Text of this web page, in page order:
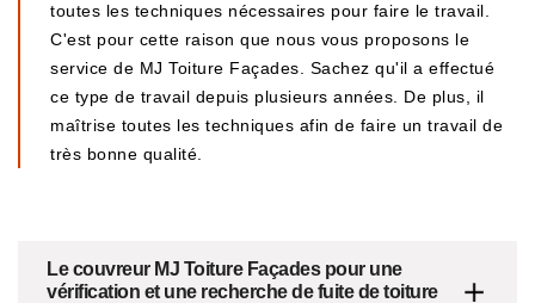
toutes les techniques nécessaires pour faire le travail.
C'est pour cette raison que nous vous proposons le
service de MJ Toiture Façades. Sachez qu'il a effectué
ce type de travail depuis plusieurs années. De plus, il
maîtrise toutes les techniques afin de faire un travail de
très bonne qualité.
Le couvreur MJ Toiture Façades pour une
vérification et une recherche de fuite de toiture